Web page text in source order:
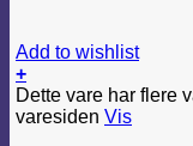
Add to wishlist
+
Dette vare har flere
varesiden Vis